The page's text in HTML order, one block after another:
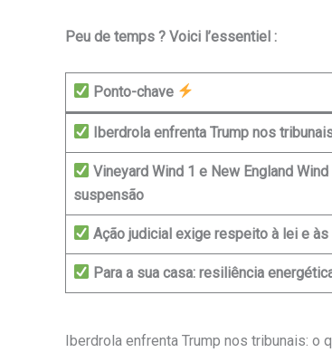
Peu de temps ? Voici l’essentiel :
Ponto-chave
Iberdrola enfrenta Trump nos
Vineyard Wind 1 e New England
suspensão
Ação judicial exige respeito à lei e
Para a sua casa: resiliência
Iberdrola enfrenta Trump nos tribunais: o